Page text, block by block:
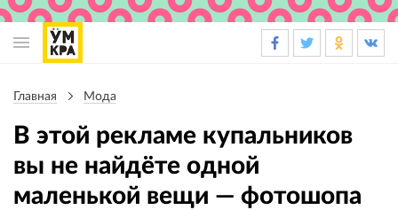
навигации
Главная Мода
В этой рекламе купальников
вы не найдёте одной
маленькой вещи — фотошопа